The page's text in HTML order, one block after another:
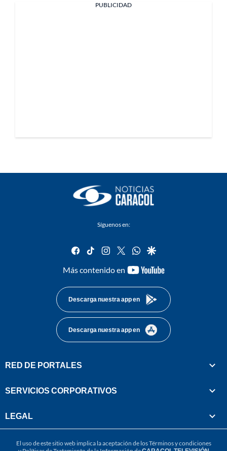
PUBLICIDAD
Síguenos en:
facebook
tiktok instagram
twitterwhatsapp
google
Más contenido en
youtube-
Descarga nuestra app en
Descarga nuestra app en
RED DE PORTALES
SERVICIOS CORPORATIVOS
LEGAL
El uso de este sitio web implica la aceptación de losTérminos y condiciones